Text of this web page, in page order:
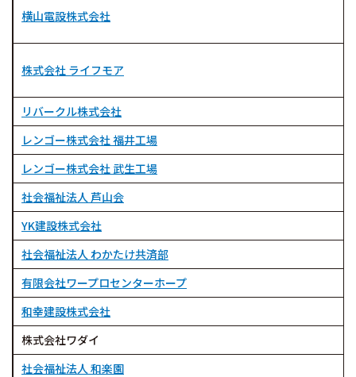
横山電設株式会社
株式会社 ライフモア
リバークル株式会社
レンゴー株式会社 福井工場
レンゴー株式会社 武生工場
社会福祉法人 芦山会
YK建設株式会社
社会福祉法人 わかたけ共済部
有限会社ワープロセンターホープ
和幸建設株式会社
株式会社ワダイ
社会福祉法人 和楽園